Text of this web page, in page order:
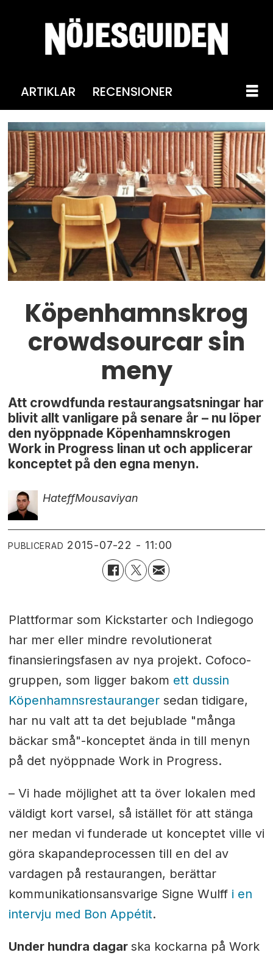
ARTIKLAR RECENSIONER
Köpenhamnskrog
crowdsourcar sin
meny
Att crowdfunda restaurangsatsningar har
blivit allt vanligare på senare år – nu löper
den nyöppnade Köpenhamnskrogen
Work in Progress linan ut och applicerar
konceptet på den egna menyn.
HateffMousaviyan
PUBLICERAD 2015-07-22 - 11:00
Plattformar som Kickstarter och Indiegogo
har mer eller mindre revolutionerat
finansieringsfasen av nya projekt. Cofoco-
gruppen, som ligger bakom ett dussin
Köpenhamnsrestaurangersedan tidigare,
har nu valt att ta det bejublade "många
bäckar små"-konceptet ända in till menyn
på det nyöppnade Work in Progress.
– Vi hade möjlighet att ta över lokalen med
väldigt kort varsel, så istället för att stänga
ner medan vi funderade ut konceptet ville vi
göra skapandeprocessen till en del av
vardagen på restaurangen, berättar
kommunikationsansvarige Signe Wulff i en
intervju med Bon Appétit.
Under hundra dagar ska kockarna på Work